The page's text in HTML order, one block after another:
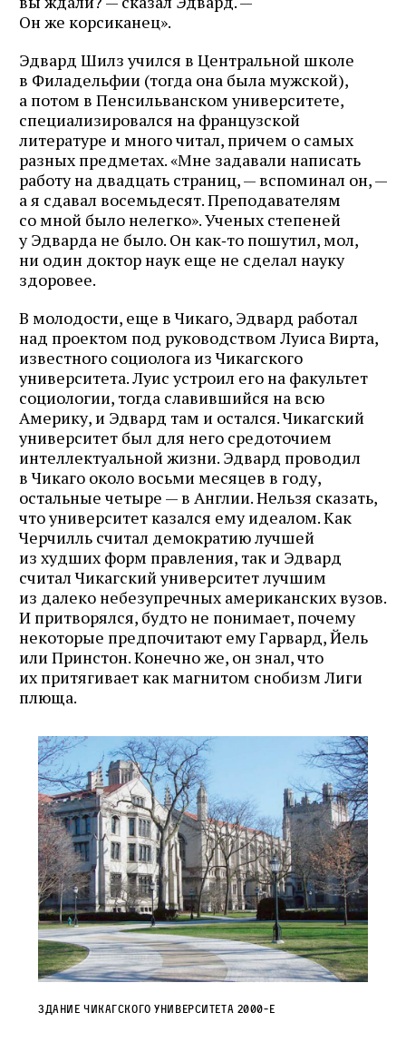
Он же корсиканец».
Эдвард Шилз учился в Центральной школе
в Филадельфии (тогда она была мужской),
а потом в Пенсильванском университете,
специализировался на французской
литературе и много читал, причем о самых
разных предметах. «Мне задавали написать
работу на двадцать страниц, — вспоминал он, —
а я сдавал восемьдесят. Преподавателям
со мной было нелегко». Ученых степеней
у Эдварда не было. Он как‑то пошутил, мол,
ни один доктор наук еще не сделал науку
здоровее.
В молодости, еще в Чикаго, Эдвард работал
над проектом под руководством Луиса Вирта,
известного социолога из Чикагского
университета. Луис устроил его на факультет
социологии, тогда славившийся на всю
Америку, и Эдвард там и остался. Чикагский
университет был для него средоточием
интеллектуальной жизни. Эдвард проводил
в Чикаго около восьми месяцев в году,
остальные четыре — в Англии. Нельзя сказать,
что университет казался ему идеалом. Как
Черчилль считал демократию лучшей
из худших форм правления, так и Эдвард
считал Чикагский университет лучшим
из далеко небезупречных американских вузов.
И притворялся, будто не понимает, почему
некоторые предпочитают ему Гарвард, Йель
или Принстон. Конечно же, он знал, что
их притягивает как магнитом снобизм Лиги
плюща.
Здание Чикагского университета 2000‑е